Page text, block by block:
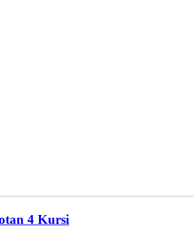
4 Kursi